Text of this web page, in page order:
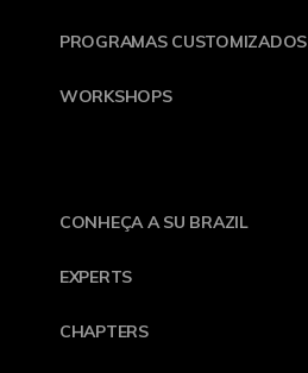
PROGRAMAS CUSTOMIZADOS
WORKSHOPS
CONHEÇA A SU BRAZIL
EXPERTS
CHAPTERS